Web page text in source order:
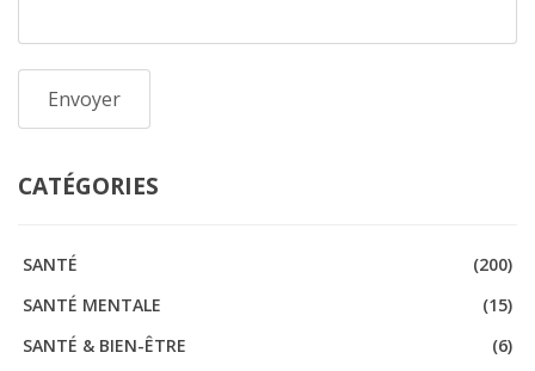
CATÉGORIES
SANTÉ
(200)
SANTÉ MENTALE
(15)
SANTÉ & BIEN-ÊTRE
(6)